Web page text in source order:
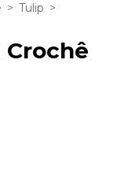
> Tulip >